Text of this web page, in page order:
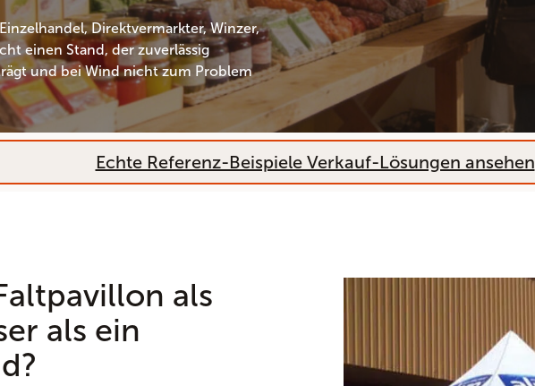
Direktvermarkter, Winzer,
einen Stand, der zuverlässig
und bei Wind nicht zum Problem
Echte Referenz-Beispiele Verkauf-Lösungen ansehen
als
als ein